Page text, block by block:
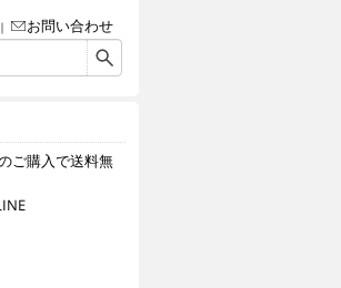
ラス、彫金、人形、etc.）・額などなど、アート＆クラ
お問い合わせ
ご購入で送料無